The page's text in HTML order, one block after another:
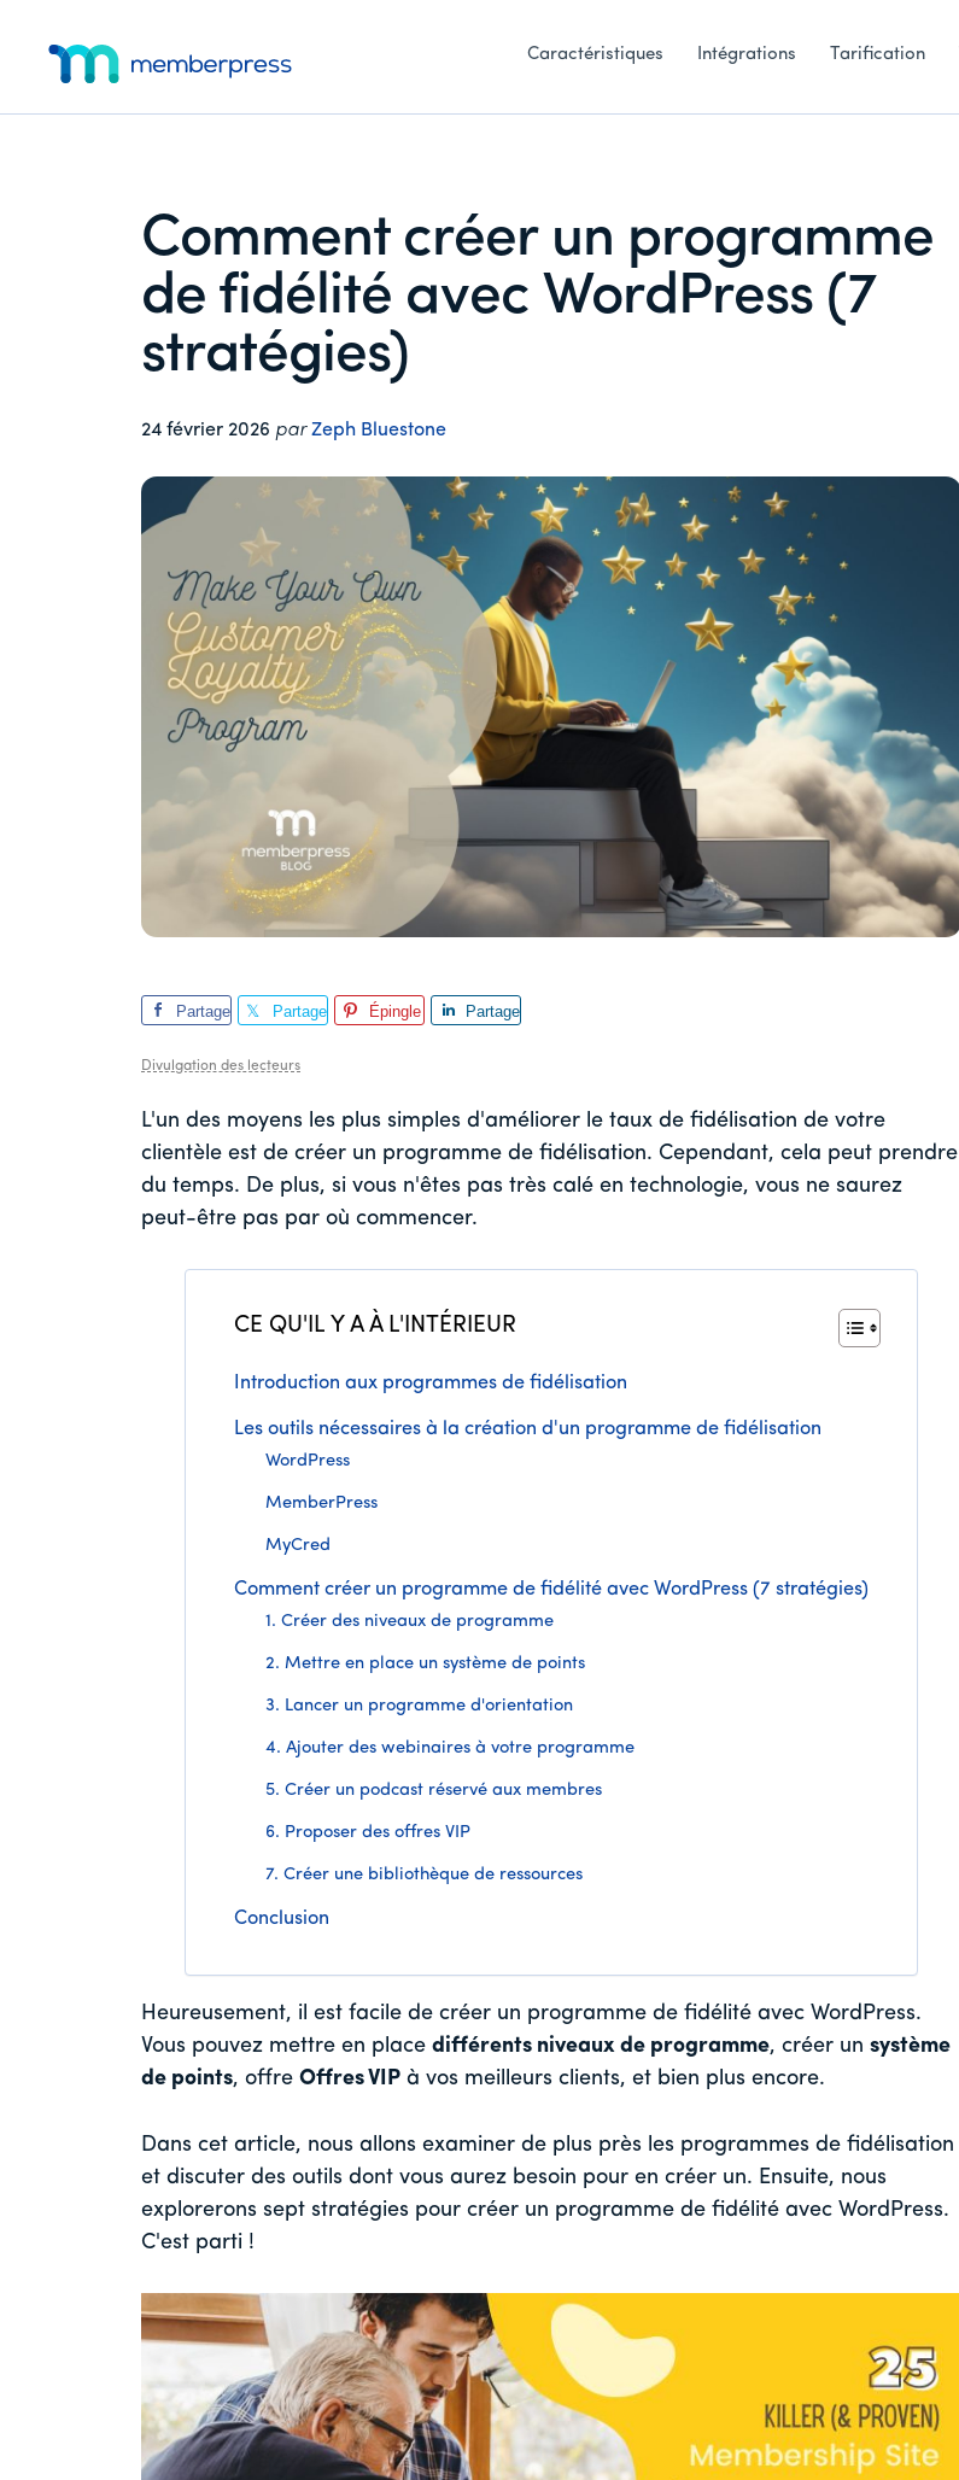
supplémentaire
Caractéristiques Intégrations Tarification
Comment créer un programme
de fidélité avec WordPress (7
stratégies)
24 février 2026 parZeph Bluestone
Partage
Partage
Épingle
Partage
Divulgation des lecteurs
L'un des moyens les plus simples d'améliorer le taux de fidélisation de votre
clientèle est de créer un programme de fidélisation. Cependant, cela peut prendre
du temps. De plus, si vous n'êtes pas très calé en technologie, vous ne saurez
peut-être pas par où commencer.
CE QU'IL Y A À L'INTÉRIEUR
Introduction aux programmes de fidélisation
Les outils nécessaires à la création d'un programme de fidélisation
WordPress
MemberPress
MyCred
Comment créer un programme de fidélité avec WordPress (7 stratégies)
1. Créer des niveaux de programme
2. Mettre en place un système de points
3. Lancer un programme d'orientation
4. Ajouter des webinaires à votre programme
5. Créer un podcast réservé aux membres
6. Proposer des offres VIP
7. Créer une bibliothèque de ressources
Conclusion
Heureusement, il est facile de créer un programme de fidélité avec WordPress.
Vous pouvez mettre en place différents niveaux de programme, créer un système
de points, offre Offres VIP à vos meilleurs clients, et bien plus encore.
Dans cet article, nous allons examiner de plus près les programmes de fidélisation
et discuter des outils dont vous aurez besoin pour en créer un. Ensuite, nous
explorerons sept stratégies pour créer un programme de fidélité avec WordPress.
C'est parti !